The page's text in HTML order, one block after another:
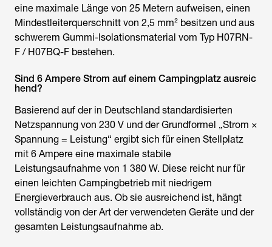
eine maximale Länge von 25 Metern aufweisen, einen
Mindestleiterquerschnitt von 2,5 mm² besitzen und aus
schwerem Gummi-Isolationsmaterial vom Typ H07RN-
F / H07BQ-F bestehen.
Sind 6 Ampere Strom auf einem Campingplatz ausreic
hend?
Basierend auf der in Deutschland standardisierten
Netzspannung von 230 V und der Grundformel „Strom ×
Spannung = Leistung“ ergibt sich für einen Stellplatz
mit 6 Ampere eine maximale stabile
Leistungsaufnahme von 1 380 W. Diese reicht nur für
einen leichten Campingbetrieb mit niedrigem
Energieverbrauch aus. Ob sie ausreichend ist, hängt
vollständig von der Art der verwendeten Geräte und der
gesamten Leistungsaufnahme ab.